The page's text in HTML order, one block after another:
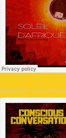
Dynablaster· Soleil d'Afrique